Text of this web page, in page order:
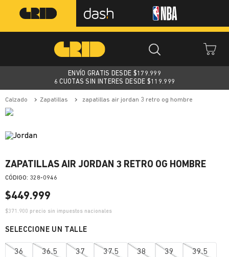
ENVÍO GRATIS DESDE $179.999
6 CUOTAS SIN INTERES DESDE $119.999
calzado zapatillas zapatillas air jordan 3 retro og hombre
ZAPATILLAS AIR JORDAN 3 RETRO OG HOMBRE
: 328-0946
$449.999
$371.900 precio sin impuestos nacionales
36 36.5 37 37.5 38 39 39.5